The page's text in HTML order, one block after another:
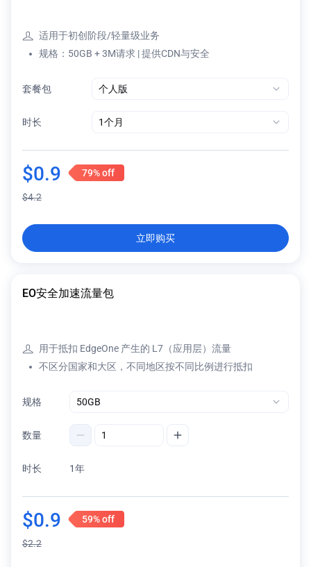
适用于初创阶段/轻量级业务
规格：50GB + 3M请求 | 提供CDN与安全
套餐包
时长
$0.9 79%off
$4.2
立即购买
EO安全加速流量包
用于抵扣 EdgeOne 产生的 L7（应用层）流量
不区分国家和大区，不同地区按不同比例进行抵扣
规格
数量
时长 1年
$0.9 59%off
$2.2